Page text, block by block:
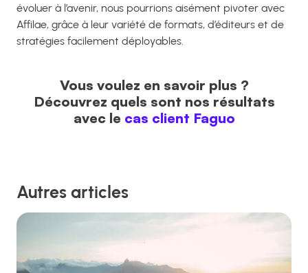
évoluer à l’avenir, nous pourrions aisément pivoter avec
Affilae, grâce à leur variété de formats, d’éditeurs et de
stratégies facilement déployables.
Vous voulez en savoir plus ?
Découvrez quels sont nos résultats
avec le cas client Faguo
Autres articles